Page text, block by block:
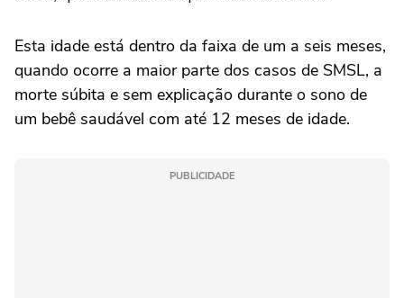
Esta idade está dentro da faixa de um a seis meses,
quando ocorre a maior parte dos casos de SMSL, a
morte súbita e sem explicação durante o sono de
um bebê saudável com até 12 meses de idade.
PUBLICIDADE